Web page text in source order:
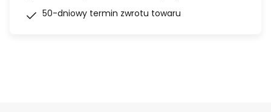
50-dniowy termin zwrotu towaru